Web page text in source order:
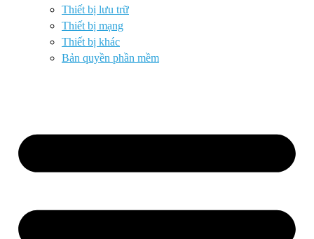
Thiết bị lưu trữ
Thiết bị mạng
Thiết bị khác
Bản quyền phần mềm